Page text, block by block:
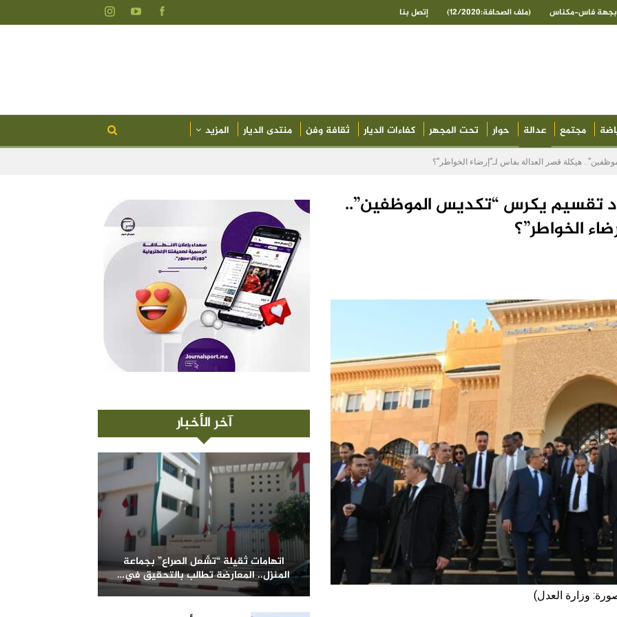
بجهة فاس-مكناس (ملف الصحافة:12/2020) إتصل بنا
مجتمع عدالة حوار تحت المجهر كفاءات الديار ثقافة وفن منتدى الديار المزيد
هيكلة قصر العدالة بفاس لـ”إرضاء الخواطر”؟
تقسيم يكرس “تكديس الموظفين”..
الخواطر”؟
وزارة العدل)
آخر الأخبار
اتهامات ثقيلة “تشعل الصراع” بجماعة
المنزل.. المعارضة تطالب بالتحقيق في…